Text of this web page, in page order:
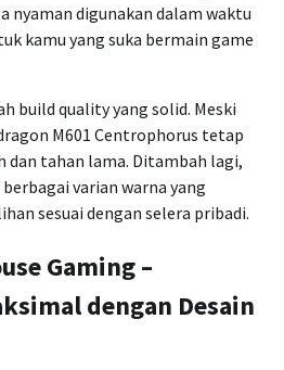
nyaman digunakan dalam waktu
kamu yang suka bermain game
build quality yang solid. Meski
M601 Centrophorus tetap
dan tahan lama. Ditambah lagi,
varian warna yang
sesuai dengan selera pribadi.
Gaming –
dengan Desain